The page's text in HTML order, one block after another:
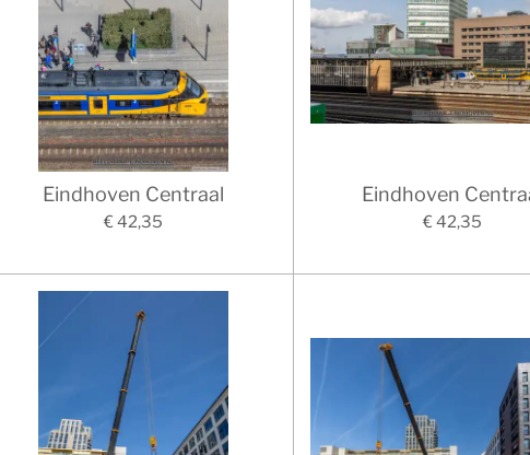
Eindhoven Centraal
€ 42,35
Eindhoven
€ 42,35